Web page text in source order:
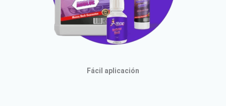
Fácil aplicación